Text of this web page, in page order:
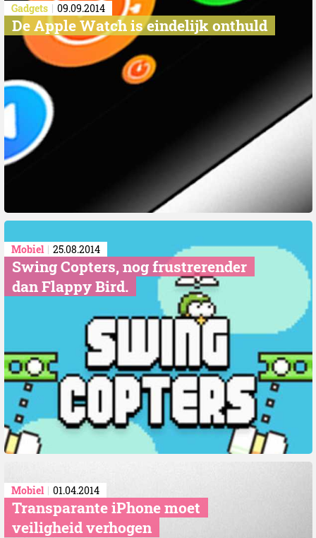
Gadgets 09.09.2014
De Apple Watch is eindelijk onthuld
Mobiel 25.08.2014
Swing Copters, nog frustrerender
dan Flappy Bird.
Mobiel 01.04.2014
Transparante iPhone moet
veiligheid verhogen